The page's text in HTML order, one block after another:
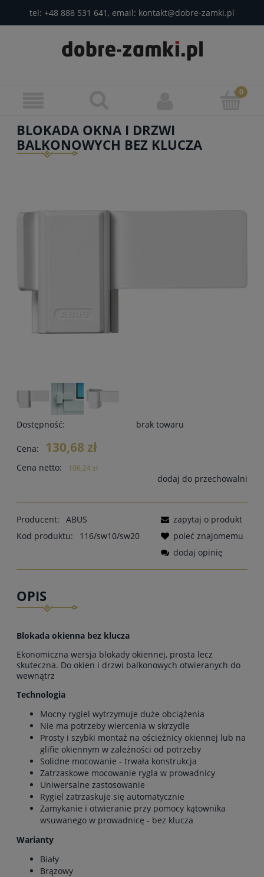
tel: +48 888 531 641 , email: kontakt@dobre-zamki.pl
BLOKADA OKNA I DRZWI
BALKONOWYCH BEZ KLUCZA
Dostępność: brak towaru
Cena: 130,68 zł
Cena netto: 106,24 zł
dodaj do przechowalni
Producent:
ABUS
Kod produktu:
116/sw10/sw20
zapytaj o produkt
poleć znajomemu
dodaj opinię
OPIS
Blokada okienna bez klucza
Ekonomiczna wersja blokady okiennej, prosta lecz
skuteczna. Do okien i drzwi balkonowych otwieranych do
wewnątrz
Technologia
Mocny rygiel wytrzymuje duże obciążenia
Nie ma potrzeby wiercenia w skrzydle
Prosty i szybki montaż na ościeżnicy okiennej lub na
glifie okiennym w zależności od potrzeby
Solidne mocowanie - trwała konstrukcja
Zatrzaskowe mocowanie rygla w prowadnicy
Uniwersalne zastosowanie
Rygiel zatrzaskuje się automatycznie
Zamykanie i otwieranie przy pomocy kątownika
wsuwanego w prowadnicę - bez klucza
Warianty
Biały
Brązowy